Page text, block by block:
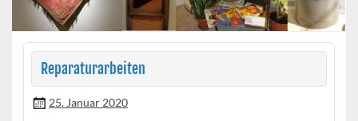
Reparaturarbeiten
25. Januar 2020